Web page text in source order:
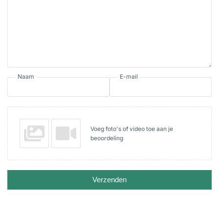
Naam E-mail
Voeg foto's of video toe aan je
beoordeling
Verzenden